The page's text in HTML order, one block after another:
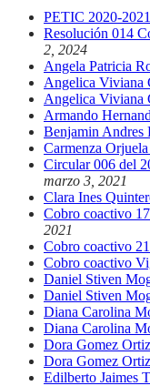
PETIC 2020-2021
Resolución 014
2, 2024
Angela Patricia
Angelica Viviana
Angelica Viviana
Armando
Benjamin Andres
Carmenza
Circular 006 del
marzo 3, 2021
Clara Ines
Cobro coactivo
2021
Cobro coactivo
Cobro coactivo
Daniel Stiven
Daniel Stiven
Diana Carolina
Diana Carolina
Dora Gomez
Dora Gomez Ortiz
Edilberto Jaimes